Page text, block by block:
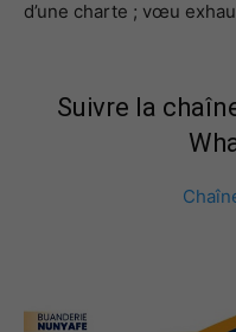
d’une charte ; vœu
Suivre la